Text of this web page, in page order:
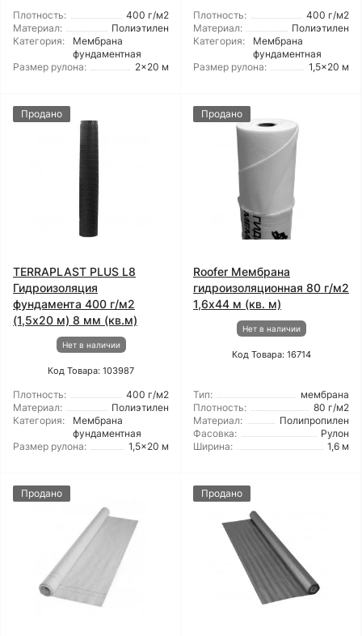
Плотность:
400 г/м2
Материал:
Полиэтилен
Категория:
Мембрана
фундаментная
Размер рулона:
2x20 м
Плотность:
400 г/м2
Материал:
Полиэтилен
Категория:
Мембрана
фундаментная
Размер рулона:
1,5x20 м
Продано
TERRAPLAST PLUS L8
Гидроизоляция
фундамента 400 г/м2
(1,5x20 м) 8 мм (кв.м)
Нет в наличии
Код Товара: 103987
Плотность:
400 г/м2
Материал:
Полиэтилен
Категория:
Мембрана
фундаментная
Размер рулона:
1,5x20 м
Продано
Roofer Мембрана
гидроизоляционная 80 г/м2
1,6x44 м (кв. м)
Нет в наличии
Код Товара: 16714
Тип:
мембрана
Плотность:
80 г/м2
Материал:
Полипропилен
Фасовка:
Рулон
Ширина:
1,6 м
Продано Продано